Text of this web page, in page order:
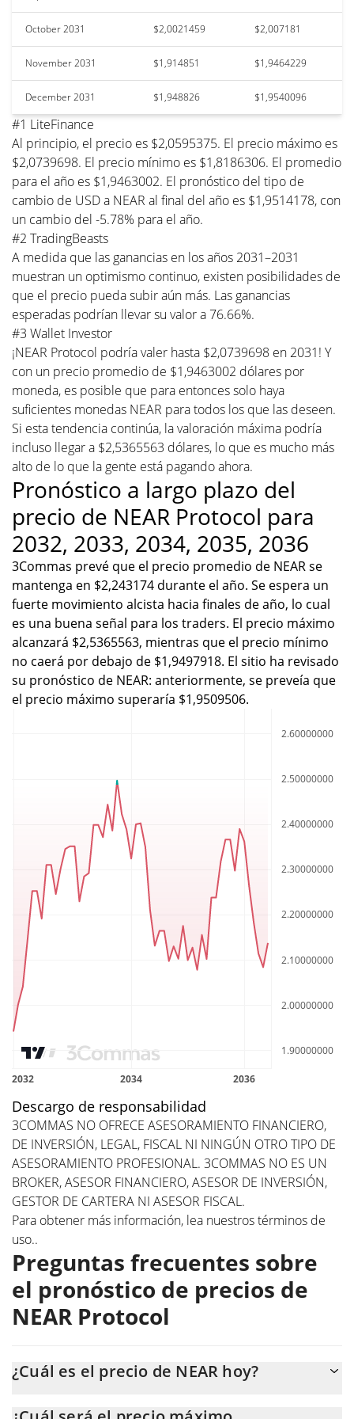
October 2031 $2,0021459 $2,007181
November 2031 $1,914851 $1,9464229
December 2031 $1,948826 $1,9540096
#1 LiteFinance
Al principio, el precio es $2,0595375. El precio máximo es
$2,0739698. El precio mínimo es $1,8186306. El promedio
para el año es $1,9463002. El pronóstico del tipo de
cambio de USD a NEAR al final del año es $1,9514178, con
un cambio del -5.78% para el año.
#2 TradingBeasts
A medida que las ganancias en los años 2031–2031
muestran un optimismo continuo, existen posibilidades de
que el precio pueda subir aún más. Las ganancias
esperadas podrían llevar su valor a 76.66%.
#3 Wallet Investor
¡NEAR Protocol podría valer hasta $2,0739698 en 2031! Y
con un precio promedio de $1,9463002 dólares por
moneda, es posible que para entonces solo haya
suficientes monedas NEAR para todos los que las deseen.
Si esta tendencia continúa, la valoración máxima podría
incluso llegar a $2,5365563 dólares, lo que es mucho más
alto de lo que la gente está pagando ahora.
Pronóstico a largo plazo del
precio de NEAR Protocol para
2032, 2033, 2034, 2035, 2036
3Commas prevé que el precio promedio de NEAR se
mantenga en $2,243174 durante el año. Se espera un
fuerte movimiento alcista hacia finales de año, lo cual
es una buena señal para los traders. El precio máximo
alcanzará $2,5365563, mientras que el precio mínimo
no caerá por debajo de $1,9497918. El sitio ha revisado
su pronóstico de NEAR: anteriormente, se preveía que
el precio máximo superaría $1,9509506.
Descargo de responsabilidad
3COMMAS NO OFRECE ASESORAMIENTO FINANCIERO,
DE INVERSIÓN, LEGAL, FISCAL NI NINGÚN OTRO TIPO DE
ASESORAMIENTO PROFESIONAL. 3COMMAS NO ES UN
BROKER, ASESOR FINANCIERO, ASESOR DE INVERSIÓN,
GESTOR DE CARTERA NI ASESOR FISCAL.
Para obtener más información, lea nuestrostérminos de
uso..
Preguntas frecuentes sobre
el pronóstico de precios de
NEAR Protocol
¿Cuál es el precio de NEAR hoy?